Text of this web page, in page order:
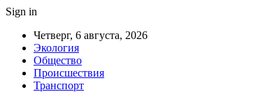
Sign in
Четверг, 6 августа, 2026
Экология
Общество
Происшествия
Транспорт